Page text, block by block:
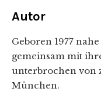
Autor
Geboren 1977
gemeinsam mit
unterbrochen von
München.